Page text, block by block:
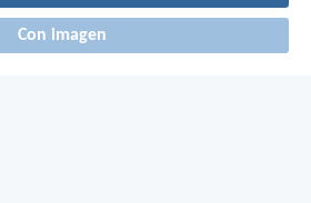
Con imagen